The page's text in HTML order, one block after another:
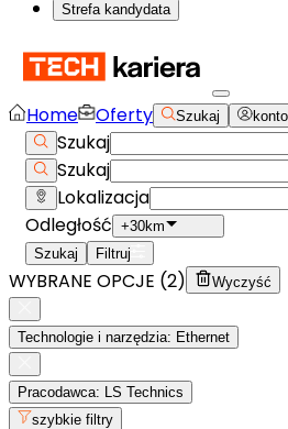
Strefa kandydata
Home Oferty Szukaj konto
Szukaj
Szukaj
Lokalizacja
Odległość +30km
Szukaj
Filtruj
WYBRANE OPCJE (2) Wyczyść
Technologie i narzędzia: Ethernet
Pracodawca: LS Technics
szybkie filtry